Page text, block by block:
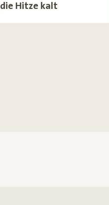
die Hitze kalt